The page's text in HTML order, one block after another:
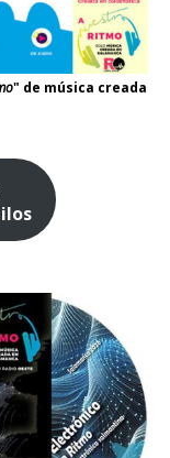
" de música creada